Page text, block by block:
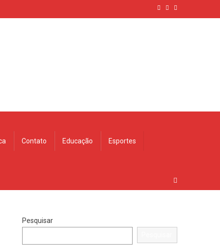
Contato Educação Esportes
Pesquisar